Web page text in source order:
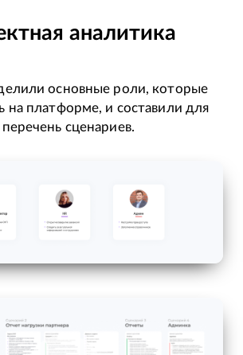
аналитика
основные роли, которые
на платформе, и составили для
сценариев.